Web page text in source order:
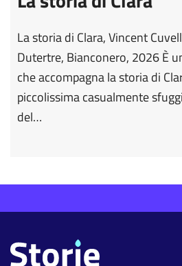
La storia di Clara, Vincent
Dutertre, Bianconero, 2026 È
che accompagna la storia di
piccolissima casualmente
del…